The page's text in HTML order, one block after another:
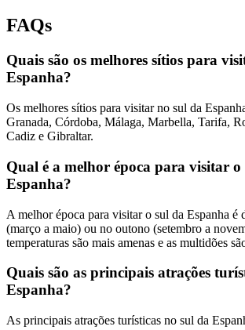
FAQs
Quais são os melhores sítios para
Espanha?
Os melhores sítios para visitar no sul da
Granada, Córdoba, Málaga, Marbella, Tarifa,
Cadiz e Gibraltar.
Qual é a melhor época para visitar o
Espanha?
A melhor época para visitar o sul da Espanha é
(março a maio) ou no outono (setembro a
temperaturas são mais amenas e as multidões
Quais são as principais atrações
Espanha?
As principais atrações turísticas no sul da